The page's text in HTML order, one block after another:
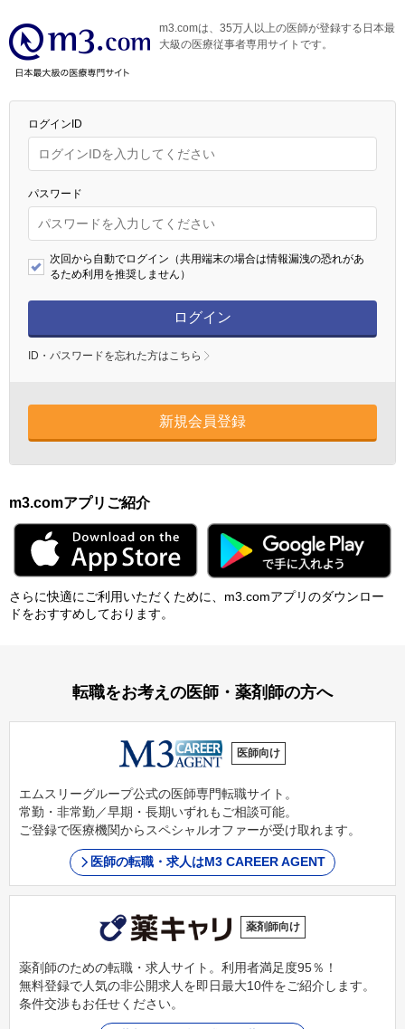
m3.comは、35万人以上の医師が登録する日本最
大級の医療従事者専用サイトです。
ログインID
パスワード
次回から自動でログイン（共用端末の場合は情報漏洩の恐れがあ
るため利用を推奨しません）
ログイン
ID・パスワードを忘れた方はこちら
新規会員登録
m3.comアプリご紹介
さらに快適にご利⽤いただくために、m3.comアプリのダウンロー
ドをおすすめしております。
転職をお考えの医師・薬剤師の方へ
医師向け
エムスリーグループ公式の医師専門転職サイト。
常勤・非常勤／早期・長期いずれもご相談可能。
ご登録で医療機関からスペシャルオファーが受け取れます。
医師の転職・求人はM3 CAREER AGENT
薬剤師向け
薬剤師のための転職・求人サイト。利用者満足度95％！
無料登録で人気の非公開求人を即日最大10件をご紹介します。
条件交渉もお任せください。